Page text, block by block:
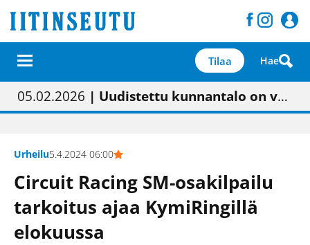
Tilaa Hae
01.02.2026 | Painon vaihtumisen pitäisi näkyä hieman parempana painojäljen laatuna lehdessä
05.02.2026 | Uudistettu kunnantalo on valoisa
23.04.2026 | “Olemme käynnistämässä uudelleen keskustavisiotyön”
09.05.2026| "Maalla on totuttu elämään omavaraisemmin kuin kaupungissa"
Urheilu5.4.2024 06:00
Circuit Racing SM-osakilpailu
tarkoitus ajaa KymiRingillä
elokuussa